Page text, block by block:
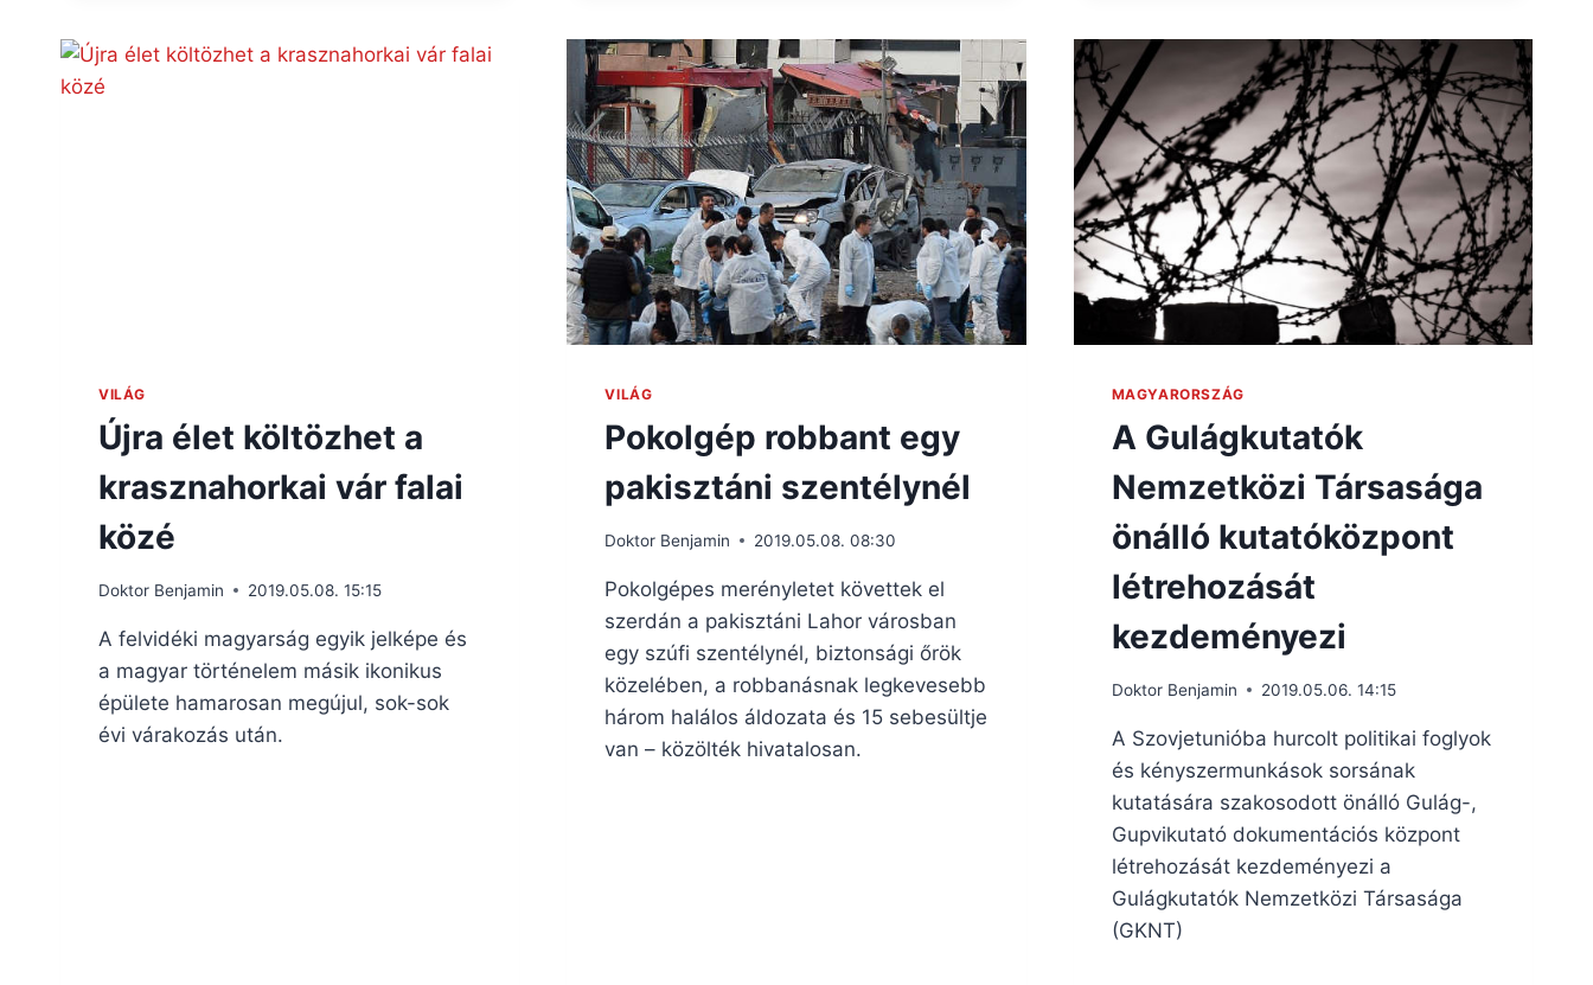
VILÁG
Újra élet költözhet a
krasznahorkai vár falai
közé
Doktor Benjamin 2019.05.08. 15:15
A felvidéki magyarság egyik jelképe és
a magyar történelem másik ikonikus
épülete hamarosan megújul, sok-sok
évi várakozás után.
VILÁG
Pokolgép robbant egy
pakisztáni szentélynél
Doktor Benjamin 2019.05.08. 08:30
Pokolgépes merényletet követtek el
szerdán a pakisztáni Lahor városban
egy szúfi szentélynél, biztonsági őrök
közelében, a robbanásnak legkevesebb
három halálos áldozata és 15 sebesültje
van – közölték hivatalosan.
MAGYARORSZÁG
A Gulágkutatók
Nemzetközi Társasága
önálló kutatóközpont
létrehozását
kezdeményezi
Doktor Benjamin 2019.05.06. 14:15
A Szovjetunióba hurcolt politikai foglyok
és kényszermunkások sorsának
kutatására szakosodott önálló Gulág-,
Gupvikutató dokumentációs központ
létrehozását kezdeményezi a
Gulágkutatók Nemzetközi Társasága
(GKNT)